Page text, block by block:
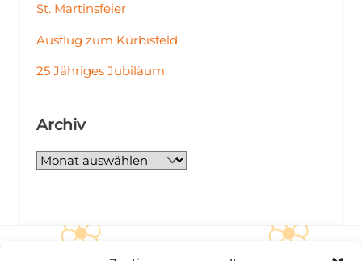
St. Martinsfeier
Ausflug zum Kürbisfeld
25 Jähriges Jubiläum
Archiv
Archiv